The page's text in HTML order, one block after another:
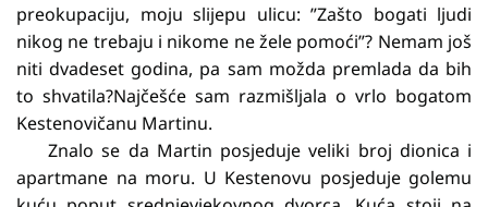
preokupaciju, moju slijepu ulicu: ”Zašto bogati ljudi
nikog ne trebaju i nikome ne žele pomoći”? Nemam još
niti dvadeset godina, pa sam možda premlada da bih
to shvatila?Najčešće sam razmišljala o vrlo bogatom
Kestenovičanu Martinu.
Znalo se da Martin posjeduje veliki broj dionica i
apartmane na moru. U Kestenovu posjeduje golemu